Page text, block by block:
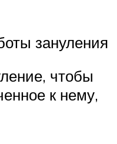
зануления
чтобы
к нему,